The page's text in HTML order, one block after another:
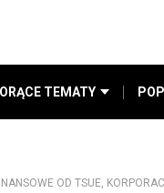
TEMATY
OD TSUE,